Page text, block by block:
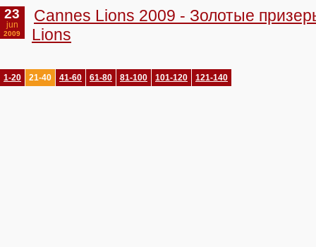
23
jun
2009
Cannes Lions 2009 - Золотые
Lions
1-20 21-40 41-60 61-80 81-100 101-120 121-140